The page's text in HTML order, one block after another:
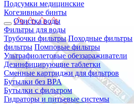
Подсумки медицинские
Когезивные бинты
Очистка воды
Фильтры для воды
Трубочки фильтры Походные фильтры
фильтры Помповые фильтры
Ультрафиолетовые обеззараживатели
Дезинфицирующие таблетки
Сменные картриджи для фильтров
Бутылки без BPA
Бутылки с фильтром
Гидраторы и питьевые системы